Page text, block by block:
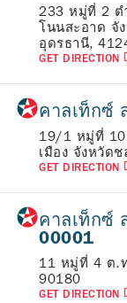
233 หมู่ที่ 2 ต
โนนสะอาด จั
อุดรธานี,
GET DIRECTION
คาลเท็กซ์
19/1 หมู่ที่ 10
เมือง จังหวัด
GET DIRECTION
คาลเท็กซ์
00001
11 หมู่ที่ 4 ต.
90180
GET DIRECTION